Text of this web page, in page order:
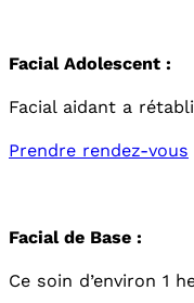
Facial Adolescent :
Facial aidant a
Prendre rendez-vous
Facial de Base :
Ce soin d’environ 1